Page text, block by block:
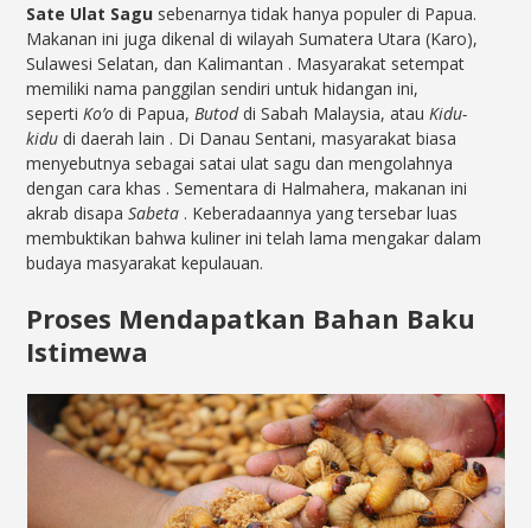
Sate Ulat Sagu sebenarnya tidak hanya populer di Papua.
Makanan ini juga dikenal di wilayah Sumatera Utara (Karo),
Sulawesi Selatan, dan Kalimantan . Masyarakat setempat
memiliki nama panggilan sendiri untuk hidangan ini,
seperti Ko’o di Papua, Butoddi Sabah Malaysia, atau Kidu-
kidu di daerah lain . Di Danau Sentani, masyarakat biasa
menyebutnya sebagai satai ulat sagu dan mengolahnya
dengan cara khas . Sementara di Halmahera, makanan ini
akrab disapaSabeta . Keberadaannya yang tersebar luas
membuktikan bahwa kuliner ini telah lama mengakar dalam
budaya masyarakat kepulauan.
Proses Mendapatkan Bahan Baku
Istimewa